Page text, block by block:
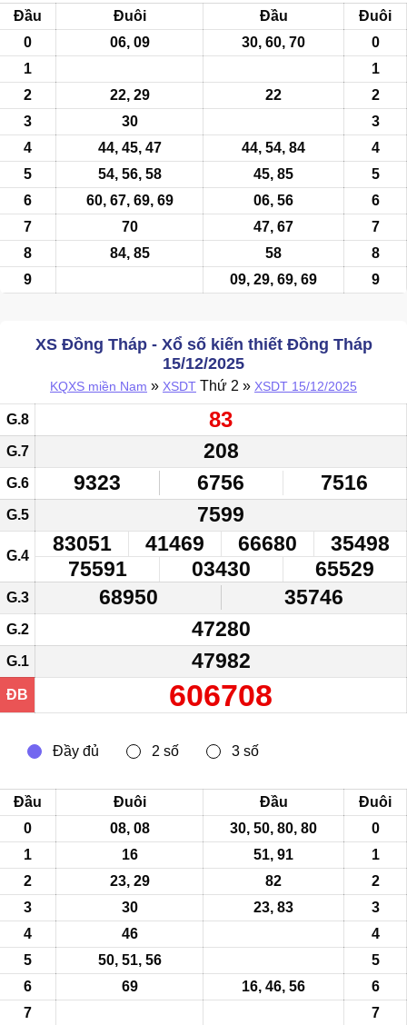
Đầu
Đuôi
0
06, 09
1
2
22, 29
3
30
4
44, 45, 47
5
54, 56, 58
6
60, 67, 69, 69
7
70
8
84, 85
9
Đầu
Đuôi
30, 60, 70
0
1
22
2
3
44, 54, 84
4
45, 85
5
06, 56
6
47, 67
7
58
8
09, 29, 69, 69 9
XS Đồng Tháp - Xổ số kiến thiết Đồng Tháp
15/12/2025
KQXS miền Nam » XSDT Thứ 2 » XSDT 15/12/2025
G.8 83
G.7 208
G.6 9323 6756 7516
G.5 7599
G.4
83051 41469 66680
35498
75591
03430 65529
G.3 68950 35746
G.2 47280
G.1 47982
ĐB 606708
Đầu
Đuôi
0
08, 08
1
16
2
23, 29
3
30
4
46
5
50, 51, 56
6
69
7
Đầu
Đuôi
30, 50, 80, 80
0
51, 91
1
82
2
23, 83
3
4
5
16, 46, 56
6
7